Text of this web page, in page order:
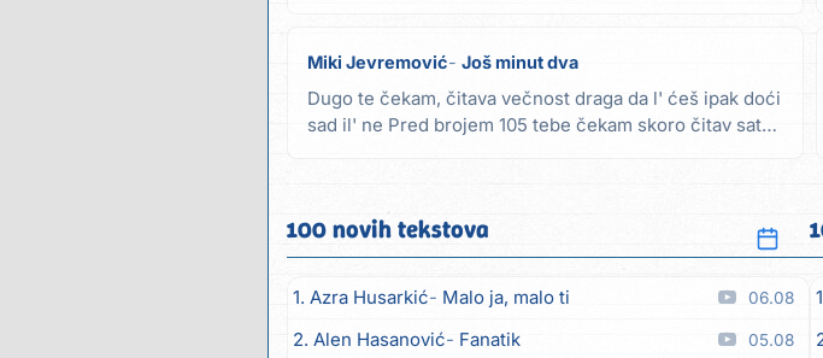
Miki Jevremović Još minut dva
Dugo te čekam, čitava večnost draga da l' ćeš ipak doći
sad il' ne Pred brojem 105 tebe čekam skoro čitav sat
100 novih tekstova
1. Azra Husarkić Malo ja, malo ti 06.08
2. Alen Hasanović Fanatik 05.08